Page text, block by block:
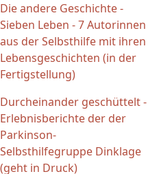
Die andere Geschichte -
Sieben Leben - 7 Autorinnen
aus der Selbsthilfe mit ihren
Lebensgeschichten (in der
Fertigstellung)
Durcheinander geschüttelt -
Erlebnisberichte der der
Parkinson-
Selbsthilfegruppe Dinklage
(geht in Druck)